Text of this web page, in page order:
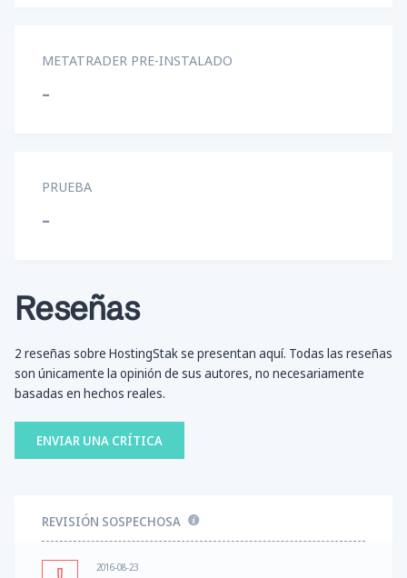
METATRADER PRE-INSTALADO
-
PRUEBA
-
Reseñas
2 reseñas sobre HostingStak se presentan aquí. Todas las reseñas
son únicamente la opinión de sus autores, no necesariamente
basadas en hechos reales.
ENVIAR UNA CRÍTICA
REVISIÓN SOSPECHOSA
2016-08-23